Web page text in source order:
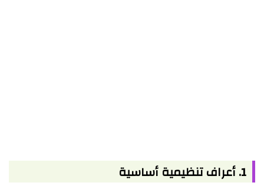
1. أعراف تنظيمية أساسية